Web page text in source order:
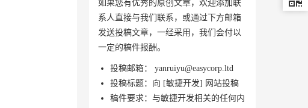
如果您有优秀的原创文章，欢迎添加联
系人直接与我们联系，或通过下方邮箱
发送投稿文章，一经采用，我们会付以
一定的稿件报酬。
投稿邮箱： yanruiyu@easycorp.ltd
投稿标题：向 [敏捷开发] 网站投稿
稿件要求：与敏捷开发相关的任何内